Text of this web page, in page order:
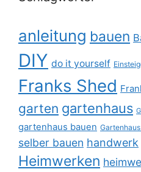
anleitung bauen
DIY do it yourself
Franks Shed
garten gartenhaus
gartenhaus bauen
selber bauen handwerk
Heimwerken